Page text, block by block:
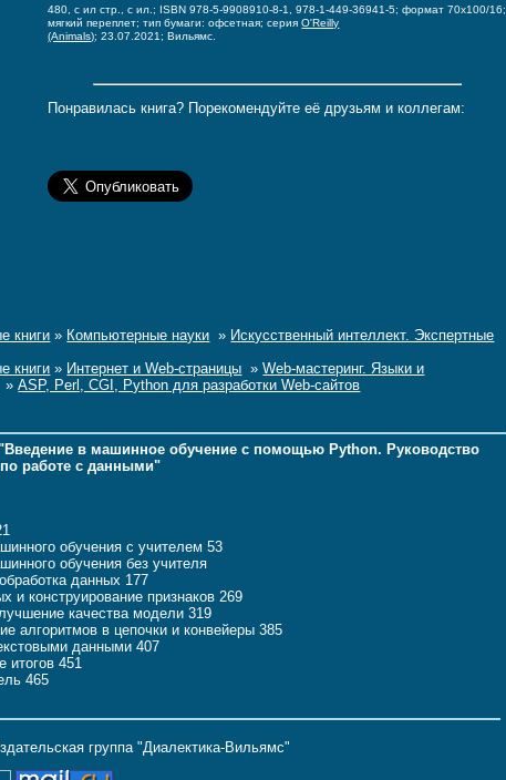
480, c ил стр., с ил.; ISBN 978-5-9908910-8-1, 978-1-449-36941-5;формат 70x100/16;
мягкий переплет;тип бумаги: офсетная;серияO'Reilly
(Animals); 23.07.2021; Вильямс.
Понравилась книга? Порекомендуйте её друзьям и коллегам:
книги » Компьютерные науки » Искусственный интеллект. Экспертные
книги » Интернет и Web-страницы »Web-мастеринг. Языки и
»ASP, Perl, CGI, Python для разработки Web-сайтов
в машинное обучение с помощью Python. Руководство
работе с данными"
обучения с учителем 53
обучения без учителя
данных 177
и конструирование признаков 269
качества модели 319
алгоритмов в цепочки и конвейеры 385
данными 407
итогов 451
465
группа "Диалектика-Вильямс"